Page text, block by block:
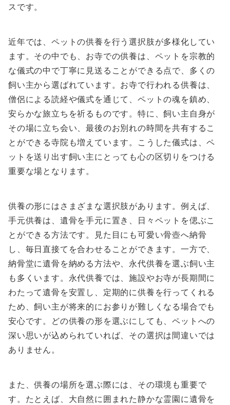
スです。
近年では、ペットの供養を行う選択肢が多様化してい
ます。その中でも、お寺での供養は、ペットを宗教的
な儀式の中で丁寧に見送ることができる点で、多くの
飼い主から選ばれています。お寺で行われる供養は、
僧侶による読経や儀式を通じて、ペットの魂を鎮め、
安らかな旅立ちを祈るものです。特に、飼い主自身が
その場に立ち会い、最後のお別れの時間を共有するこ
とができる寺院も増えています。こうした儀式は、ペ
ットを送り出す飼い主にとっても心の区切りをつける
重要な場となります。
供養の形にはさまざまな選択肢があります。例えば、
手元供養は、遺骨を手元に置き、日々ペットを偲ぶこ
とができる方法です。見た目にも可愛い骨壺へ納骨
し、毎日直接てを合わせることができます。一方で、
納骨堂に遺骨を納める方法や、永代供養を選ぶ飼い主
も多くいます。永代供養では、施設やお寺が長期間に
わたって遺骨を安置し、定期的に供養を行ってくれる
ため、飼い主が将来的にお参りが難しくなる場合でも
安心です。どの供養の形を選ぶにしても、ペットへの
深い思いが込められていれば、その選択は間違いでは
ありません。
また、供養の場所を選ぶ際には、その環境も重要で
す。たとえば、大自然に囲まれた静かな霊園に遺骨を